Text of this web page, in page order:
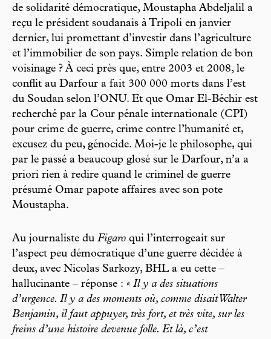
de solidarité démocratique, Moustapha Abdeljalil a
reçu le président soudanais à Tripoli en janvier
dernier, lui promettant d’investir dans l’agriculture
et l’immobilier de son pays. Simple relation de bon
voisinage ? À ceci près que, entre 2003 et 2008, le
conflit au Darfour a fait 300 000 morts dans l’est
du Soudan selon l’ONU. Et que Omar El-Béchir est
recherché par la Cour pénale internationale (CPI)
pour crime de guerre, crime contre l’humanité et,
excusez du peu, génocide. Moi-je le philosophe, qui
par le passé a beaucoup glosé sur le Darfour, n’a a
priori rien à redire quand le criminel de guerre
présumé Omar papote affaires avec son pote
Moustapha.
Au journaliste du Figaro qui l’interrogeait sur
l’aspect peu démocratique d’une guerre décidée à
deux, avec Nicolas Sarkozy, BHL a eu cette –
hallucinante – réponse : « Il y a des situations
d’urgence. Il y a des moments où, comme disait Walter
Benjamin, il faut appuyer, très fort, et très vite, sur les
freins d’une histoire devenue folle. Et là, c’est